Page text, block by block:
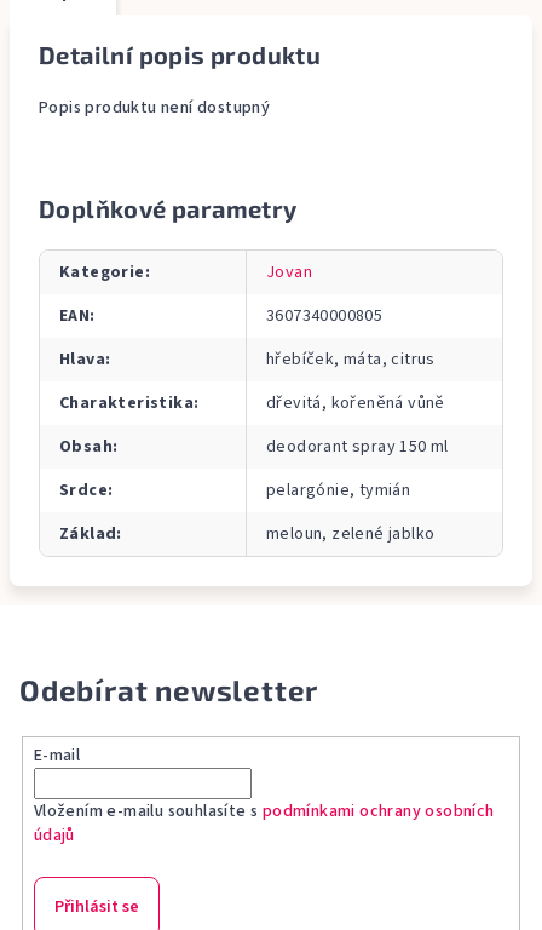
Detailní popis produktu
Popis produktu není dostupný
Doplňkové parametry
Kategorie:
Jovan
EAN:
3607340000805
Hlava:
hřebíček, máta, citrus
Charakteristika:
dřevitá, kořeněná vůně
Obsah:
deodorant spray 150 ml
Srdce:
pelargónie, tymián
Základ: meloun, zelené jablko
Odebírat newsletter
E-mail
Vložením e-mailu souhlasíte s podmínkami ochrany osobních
údajů
Přihlásit se